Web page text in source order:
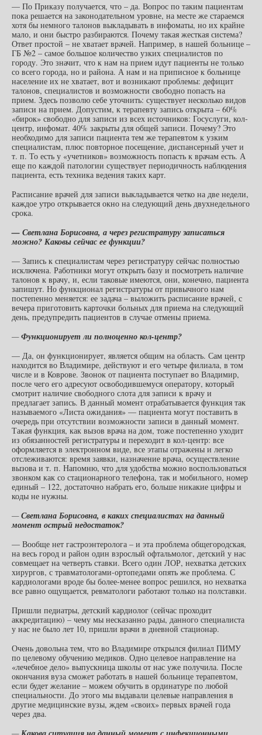
— По Приказу получается, что – да. Вопрос по таким пациентам
пока решается на законодательном уровне, на месте же стараемся
хотя бы немного талонов выкладывать в инфоматы, но их крайне
мало, и они быстро разбираются. Почему такая жесткая система?
Ответ простой – не хватает врачей. Например, в нашей больнице –
ГБ №2 – самое большое количество узких специалистов по
городу. Это значит, что к нам на прием идут пациенты не только
со всего города, но и района. А нам и на приписное к больнице
население их не хватает, вот и возникают проблемы: дефицит
талонов, специалистов и возможности свободно попасть на
прием. Здесь позволю себе уточнить: существует несколько видов
записи на прием. Допустим, к терапевту запись открыта – 60%
«бирок» свободно для записи из всех источников: Госуслуги, кол-
центр, инфомат. 40% закрыты для общей записи. Почему? Это
необходимо для записи пациента тем же терапевтом к узким
специалистам, плюс повторное посещение, диспансерный учет и
т. п. То есть у «учетников» возможность попасть к врачам есть. А
еще по каждой патологии существует периодичность наблюдения
пациента, есть техника ведения таких карт.
Расписание врачей для записи выкладывается четко на две недели,
каждое утро открывается окно на следующий день двухнедельного
срока.
— Светлана Борисовна, а через регистратуру записаться
можно? Каковы сейчас ее функции?
— Запись к специалистам через регистратуру сейчас полностью
исключена. Работники могут открыть базу и посмотреть наличие
талонов к врачу, и, если таковые имеются, они, конечно, пациента
запишут. Но функционал регистратуры от привычного нам
постепенно меняется: ее задача – выложить расписание врачей, с
вечера приготовить карточки больных для приема на следующий
день, предупредить пациентов в случае отмены приема.
—Функционирует ли полноценно кол-центр?
— Да, он функционирует, является общим на область. Сам центр
находится во Владимире, действуют и его четыре филиала, в том
числе и в Коврове. Звонок от пациента поступает во Владимир,
после чего его адресуют освободившемуся оператору, который
смотрит наличие свободного слота для записи к врачу и
предлагает запись. В данный момент отрабатывается функция так
называемого «Листа ожидания» — пациента могут поставить в
очередь при отсутствии возможности записи в данный момент.
Такая функция, как вызов врача на дом, тоже постепенно уходит
из обязанностей регистратуры и переходит в кол-центр: все
оформляется в электронном виде, все этапы отражены и легко
отслеживаются: время заявки, назначение врача, осуществление
вызова и т. п. Напомню, что для удобства можно воспользоваться
звонком как со стационарного телефона, так и мобильного, номер
единый – 122, достаточно набрать его, больше никакие цифры и
коды не нужны.
—Светлана Борисовна, в каких специалистах на данный
момент острый недостаток?
— Вообще нет гастроэнтеролога – и эта проблема общегородская,
на весь город и район один взрослый офтальмолог, детский у нас
совмещает на четверть ставки. Всего один ЛОР, нехватка детских
хирургов, с травматологами-ортопедами опять же проблема. С
кардиологами вроде бы более-менее вопрос решился, но нехватка
все равно ощущается, ревматологи работают только на полставки.
Пришли педиатры, детский кардиолог (сейчас проходит
аккредитацию) – чему мы несказанно рады, данного специалиста
у нас не было лет 10, пришли врачи в дневной стационар.
Очень довольна тем, что во Владимире открылся филиал ПИМУ
по целевому обучению медиков. Одно целевое направление на
«лечебное дело» выпускница школы от нас уже получила. После
окончания вуза сможет работать в нашей больнице терапевтом,
если будет желание – можем обучить в ординатуре по любой
специальности. До этого мы выдавали целевые направления в
другие медицинские вузы, ждем «своих» первых врачей года
через два.